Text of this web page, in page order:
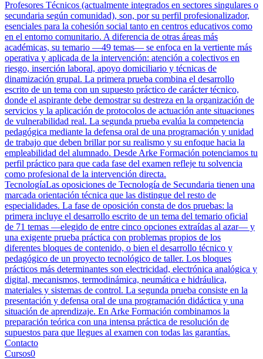
Profesores Técnicos (actualmente integrados en sectores singulares o
secundaria según comunidad), son, por su perfil profesionalizador,
esenciales para la cohesión social tanto en centros educativos como
en el entorno comunitario. A diferencia de otras áreas más
académicas, su temario —49 temas— se enfoca en la vertiente más
operativa y aplicada de la intervención: atención a colectivos en
riesgo, inserción laboral, apoyo domiciliario y técnicas de
dinamización grupal. La primera prueba combina el desarrollo
escrito de un tema con un supuesto práctico de carácter técnico,
donde el aspirante debe demostrar su destreza en la organización de
servicios y la aplicación de protocolos de actuación ante situaciones
de vulnerabilidad real. La segunda prueba evalúa la competencia
pedagógica mediante la defensa oral de una programación y unidad
de trabajo que deben brillar por su realismo y su enfoque hacia la
empleabilidad del alumnado. Desde Arke Formación potenciamos tu
perfil práctico para que cada fase del examen refleje tu solvencia
como profesional de la intervención directa.
TecnologíaLas oposiciones de Tecnología de Secundaria tienen una
marcada orientación técnica que las distingue del resto de
especialidades. La fase de oposición consta de dos pruebas: la
primera incluye el desarrollo escrito de un tema del temario oficial
de 71 temas —elegido de entre cinco opciones extraídas al azar— y
una exigente prueba práctica con problemas propios de los
diferentes bloques de contenido, o bien el desarrollo técnico y
pedagógico de un proyecto tecnológico de taller. Los bloques
prácticos más determinantes son electricidad, electrónica analógica y
digital, mecanismos, termodinámica, neumática e hidráulica,
materiales y sistemas de control. La segunda prueba consiste en la
presentación y defensa oral de una programación didáctica y una
situación de aprendizaje. En Arke Formación combinamos la
preparación teórica con una intensa práctica de resolución de
supuestos para que llegues al examen con todas las garantías.
Contacto
Cursos0